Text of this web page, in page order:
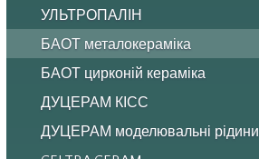
УЛЬТРОПАЛІН
БАОТ металокераміка
БАОТ цирконій кераміка
ДУЦЕРАМ КІСС
ДУЦЕРАМ моделювальні рідини